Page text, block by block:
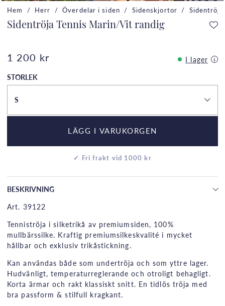
Hem Herr Överdelar i siden Sidenskjortor
Sidentröja Tennis Marin/Vit randig
1 200 kr
I lager
STORLEK
S
LÄGG I VARUKORGEN
✓ Fri frakt vid 1000 kr
BESKRIVNING
Art. 39122
Tenniströja i silketrikå av premiumsiden, 100%
mullbärssilke. Kraftig premiumsilkeskvalité i mycket
hållbar och exklusiv trikåstickning.
Kan användas både som undertröja och som yttre lager.
Hudvänligt, temperaturreglerande och otroligt behagligt.
Korta ärmar och rakt klassiskt snitt. En tidlös tröja med
bra passform & stilfull kragkant.